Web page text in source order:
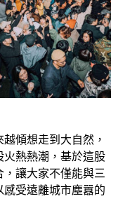
傾想走到大自然，
熱熱潮，基於這股
，讓大家不僅能與三
受遠離城市塵囂的